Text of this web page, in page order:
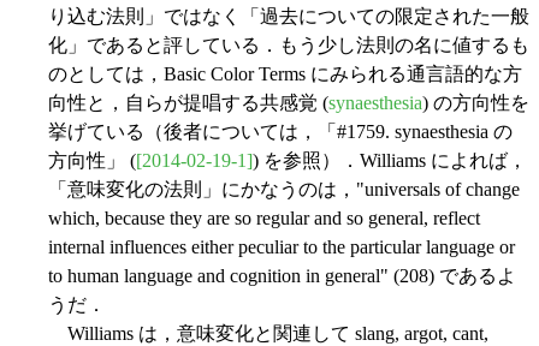
り込む法則」ではなく「過去についての限定された一般
化」であると評している．もう少し法則の名に値するも
のとしては，Basic Color Terms にみられる通言語的な方
向性と，自らが提唱する共感覚 (synaesthesia) の方向性を
挙げている（後者については，「#1759. synaesthesia の
方向性」 ([2014-02-19-1]) を参照）．Williams によれば，
「意味変化の法則」にかなうのは，"universals of change
which, because they are so regular and so general, reflect
internal influences either peculiar to the particular language or
to human language and cognition in general" (208) であるよ
うだ．
Williams は，意味変化と関連して slang, argot, cant,